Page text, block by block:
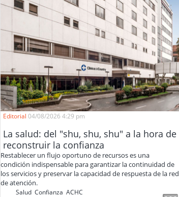
Editorial 04/08/2026 4:29 pm
La salud: del "shu, shu, shu" a la hora de
reconstruir la confianza
Restablecer un flujo oportuno de recursos es una
condición indispensable para garantizar la continuidad de
los servicios y preservar la capacidad de respuesta de la red
de atención.
Salud ,Confianza ,ACHC